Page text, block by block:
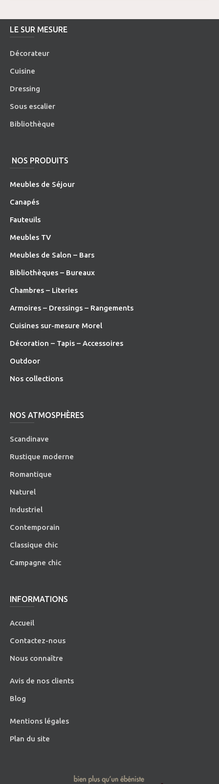
LE SUR MESURE
Décorateur
Cuisine
Dressing
Sous escalier
Bibliothèque
NOS PRODUITS
Meubles de Séjour
Canapés
Fauteuils
Meubles TV
Meubles de Salon – Bars
Bibliothèques – Bureaux
Chambres – Literies
Armoires – Dressings – Rangements
Cuisines sur-mesure Morel
Décoration – Tapis – Accessoires
Outdoor
Nos collections
NOS ATMOSPHÈRES
Scandinave
Rustique moderne
Romantique
Naturel
Industriel
Contemporain
Classique chic
Campagne chic
INFORMATIONS
Accueil
Contactez-nous
Nous connaître
Avis de nos clients
Blog
Mentions légales
Plan du site